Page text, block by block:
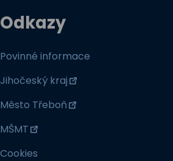
Odkazy
Povinné informace
Jihočeský kraj
Město Třeboň
MŠMT
Cookies